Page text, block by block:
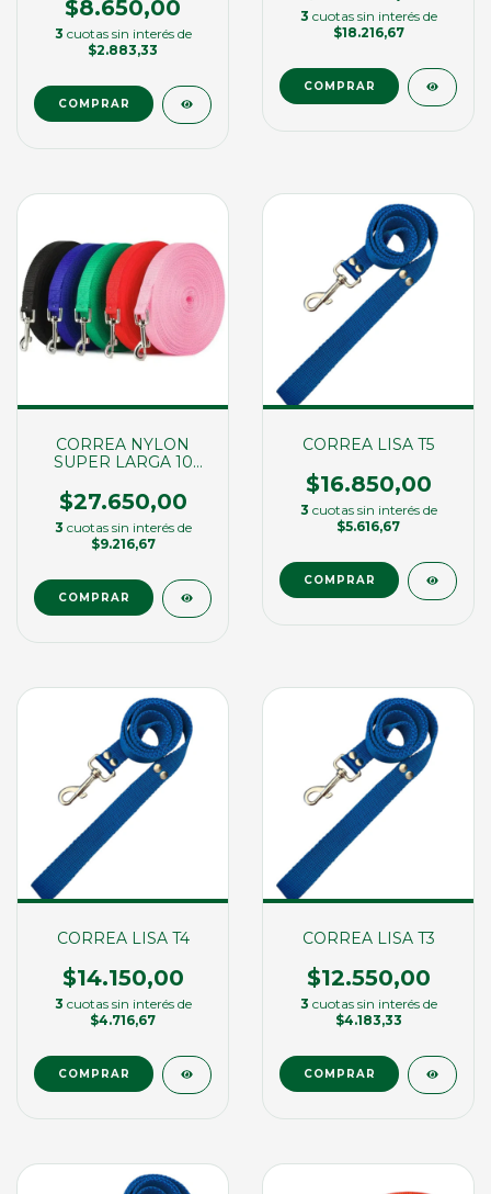
$8.650,00
3 cuotas sin interés de
$2.883,33
3 cuotas sin interés de
$18.216,67
CORREA NYLON
SUPER LARGA 10
$27.650,00
3 cuotas sin interés de
$9.216,67
CORREA LISA T5
$16.850,00
3 cuotas sin interés de
$5.616,67
CORREA LISA T4
$14.150,00
3 cuotas sin interés de
$4.716,67
CORREA LISA T3
$12.550,00
3 cuotas sin interés de
$4.183,33